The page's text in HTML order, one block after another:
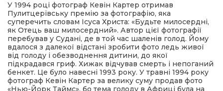
У 1994 році фотограф Кевін Картер отримав
Пулитцерівську премію за фотографію, яка
суперечить словам Ісуса Христа: «Будьте милосердні,
як Отець ваш милосердний». Автор цієї фотографії
перебував у Судані, де в той час шаленів голод. Йому
вдалося з далекої відстані зробити фото ледь живої
від голоду і обезводнення дитини, до якої
підкрадався гриф. Хижак відчував смерть і непоганий
бенкет. Це було навесні 1993 року. У травні 1994 року
фотограф Кевін Картер за велику суму продав фото
«Нью-Йорк Таймс», бо тема голоду в Африці була на